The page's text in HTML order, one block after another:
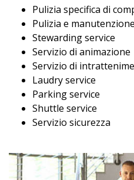
Pulizia specifica di
Pulizia e
Stewarding service
Servizio di animazione
Servizio di
Laudry service
Parking service
Shuttle service
Servizio sicurezza